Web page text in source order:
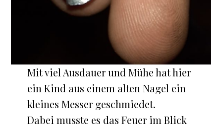
Mit viel Ausdauer und Mühe hat hier
ein Kind aus einem alten Nagel ein
kleines Messer geschmiedet.
Dabei musste es das Feuer im Blick